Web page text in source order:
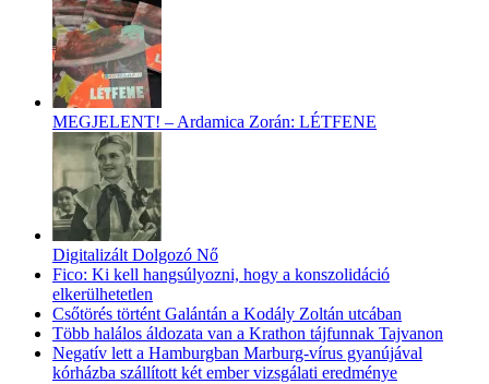
MEGJELENT! – Ardamica Zorán: LÉTFENE
Digitalizált Dolgozó Nő
Fico: Ki kell hangsúlyozni, hogy a konszolidáció
elkerülhetetlen
Csőtörés történt Galántán a Kodály Zoltán utcában
Több halálos áldozata van a Krathon tájfunnak Tajvanon
Negatív lett a Hamburgban Marburg-vírus gyanújával
kórházba szállított két ember vizsgálati eredménye